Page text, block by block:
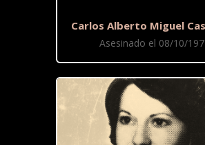
Carlos Alberto Miguel
Asesinado el 08/10/